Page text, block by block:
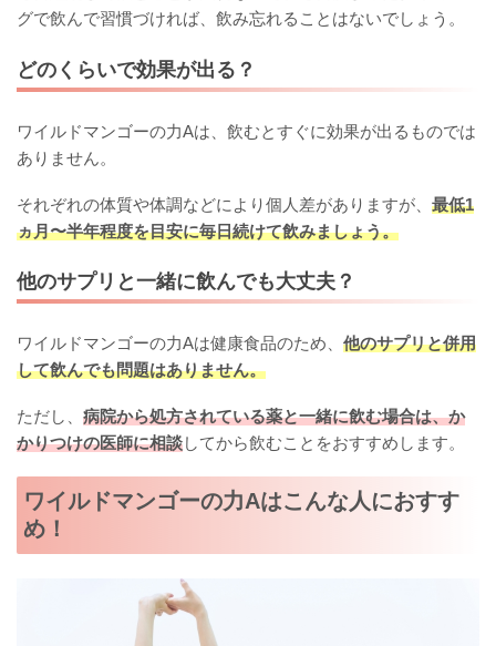
グで飲んで習慣づければ、飲み忘れることはないでしょう。
どのくらいで効果が出る？
ワイルドマンゴーの力Aは、飲むとすぐに効果が出るものでは
ありません。
それぞれの体質や体調などにより個人差がありますが、 最低1
ヵ月〜半年程度を目安に毎日続けて飲みましょう。
他のサプリと一緒に飲んでも大丈夫？
ワイルドマンゴーの力Aは健康食品のため、 他のサプリと併用
して飲んでも問題はありません。
ただし、 病院から処方されている薬と一緒に飲む場合は、か
かりつけの医師に相談してから飲むことをおすすめします。
ワイルドマンゴーの力Aはこんな人におすす
め！